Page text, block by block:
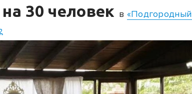
30 человек в